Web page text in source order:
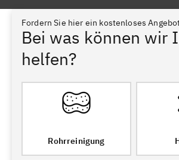
Fordern Sie hier ein kostenloses
Bei was können wir
helfen?
Rohrreinigung